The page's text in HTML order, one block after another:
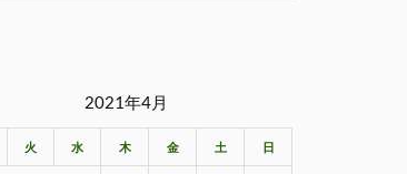
2021年4月
火 水 木 金 土 日